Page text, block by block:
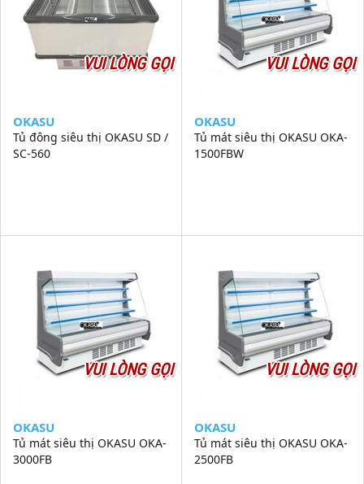
VUI LÒNG GỌI
OKASU
Tủ đông siêu thị OKASU SD /
SC-560
VUI LÒNG GỌI
OKASU
Tủ mát siêu thị OKASU OKA-
1500FBW
VUI LÒNG GỌI
OKASU
Tủ mát siêu thị OKASU OKA-
3000FB
VUI LÒNG GỌI
OKASU
Tủ mát siêu thị OKASU OKA-
2500FB